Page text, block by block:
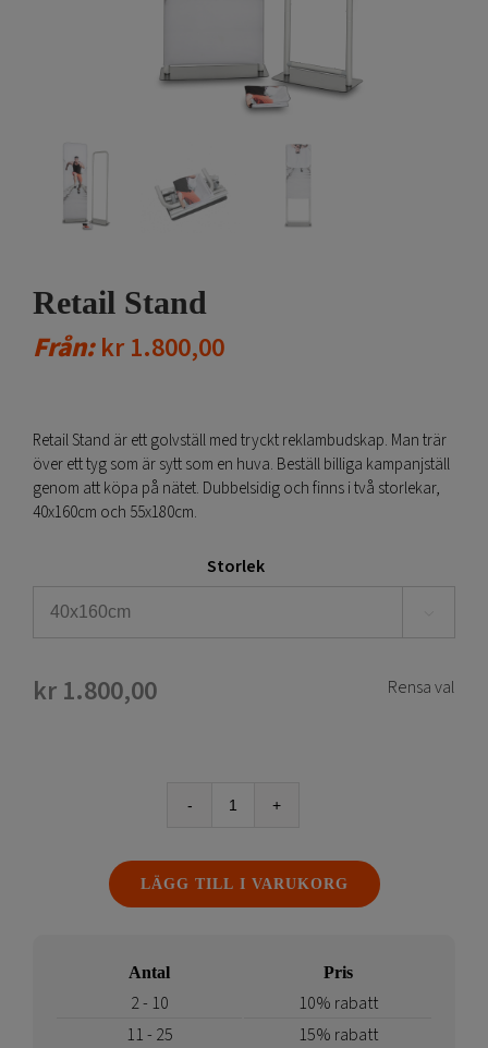
Retail Stand
Från:kr1.800,00
Retail Stand är ett golvställ med tryckt reklambudskap. Man trär
över ett tyg som är sytt som en huva. Beställ billiga kampanjställ
genom att köpa på nätet. Dubbelsidig och finns i två storlekar,
40x160cm och 55x180cm.
Storlek
kr 1.800,00 Rensa val
Retail
mängd
LÄGG TILL I VARUKORG
Antal Pris
2 - 10
10% rabatt
11 - 25
15% rabatt